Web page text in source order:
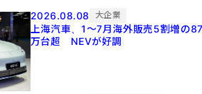
2026.08.08 大企業
上海汽車、1～7月海外販売5割増の
万台超 NEVが好調